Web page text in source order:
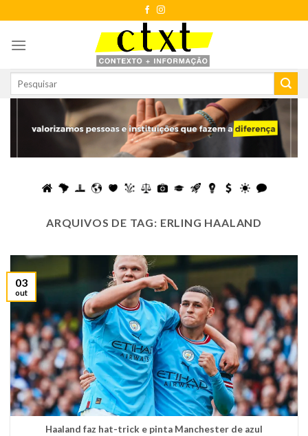
to
content
ARQUIVOS DE TAG: ERLING HAALAND
Haaland faz hat-trick e pinta Manchester de azul
03
out